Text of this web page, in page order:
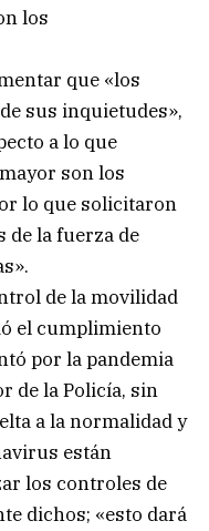
los
que «los
sus inquietudes»,
a lo que
son los
lo que solicitaron
de la fuerza de
de la movilidad
el cumplimiento
por la pandemia
de la Policía, sin
a la normalidad y
están
los controles de
dichos; «esto dará